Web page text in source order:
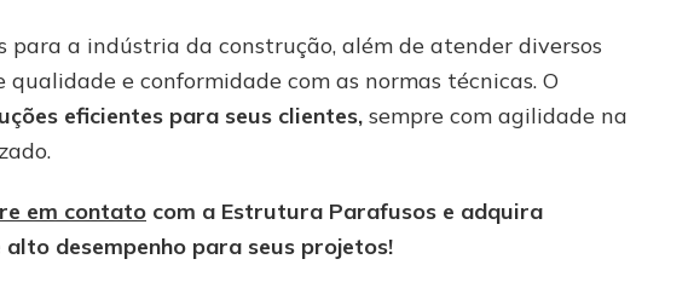
para a indústria da construção, além de atender diversos
e conformidade com as normas técnicas. O
eficientes para seus clientes, sempre com agilidade na
em contato com a Estrutura Parafusos e adquira
desempenho para seus projetos!